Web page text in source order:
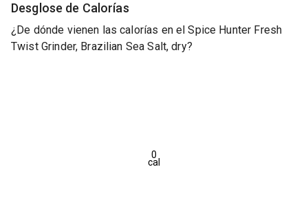
Desglose de Calorías
¿De dónde vienen las calorías en el Spice Hunter Fresh
Twist Grinder, Brazilian Sea Salt, dry?
0
cal